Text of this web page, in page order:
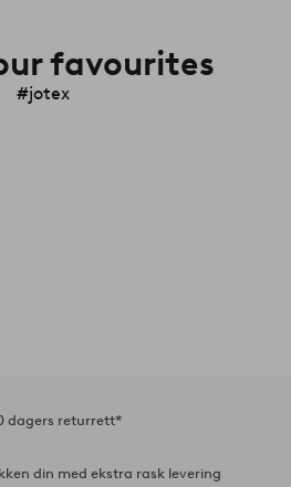
favourites
#jotex
dagers returrett*
din med ekstra rask levering